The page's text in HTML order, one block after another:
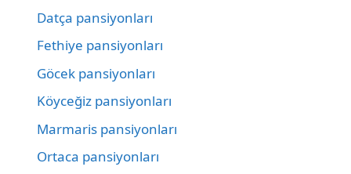
Datça pansiyonları
Fethiye pansiyonları
Göcek pansiyonları
Köyceğiz pansiyonları
Marmaris pansiyonları
Ortaca pansiyonları